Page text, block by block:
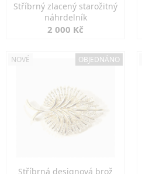
Stříbrný zlacený starožitný
náhrdelník
2 000 Kč
NOVÉ OBJEDNÁNO
Stříbrná designová brož